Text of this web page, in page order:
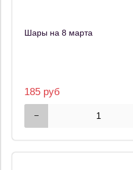
Шары на 8 марта
185 руб